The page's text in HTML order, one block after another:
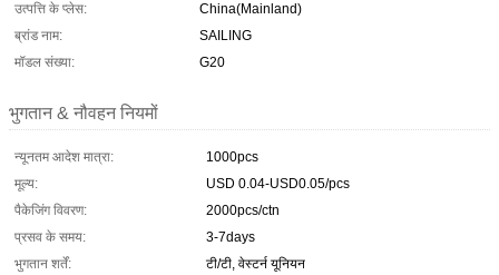
उत्पत्ति के प्लेस:
China(Mainland)
ब्रांड नाम:
SAILING
मॉडल संख्या:
G20
भुगतान & नौवहन नियमों
न्यूनतम आदेश मात्रा:
1000pcs
मूल्य:
USD 0.04-USD0.05/pcs
पैकेजिंग विवरण:
2000pcs/ctn
प्रसव के समय:
3-7days
भुगतान शर्तें:
टी/टी, वेस्टर्न यूनियन